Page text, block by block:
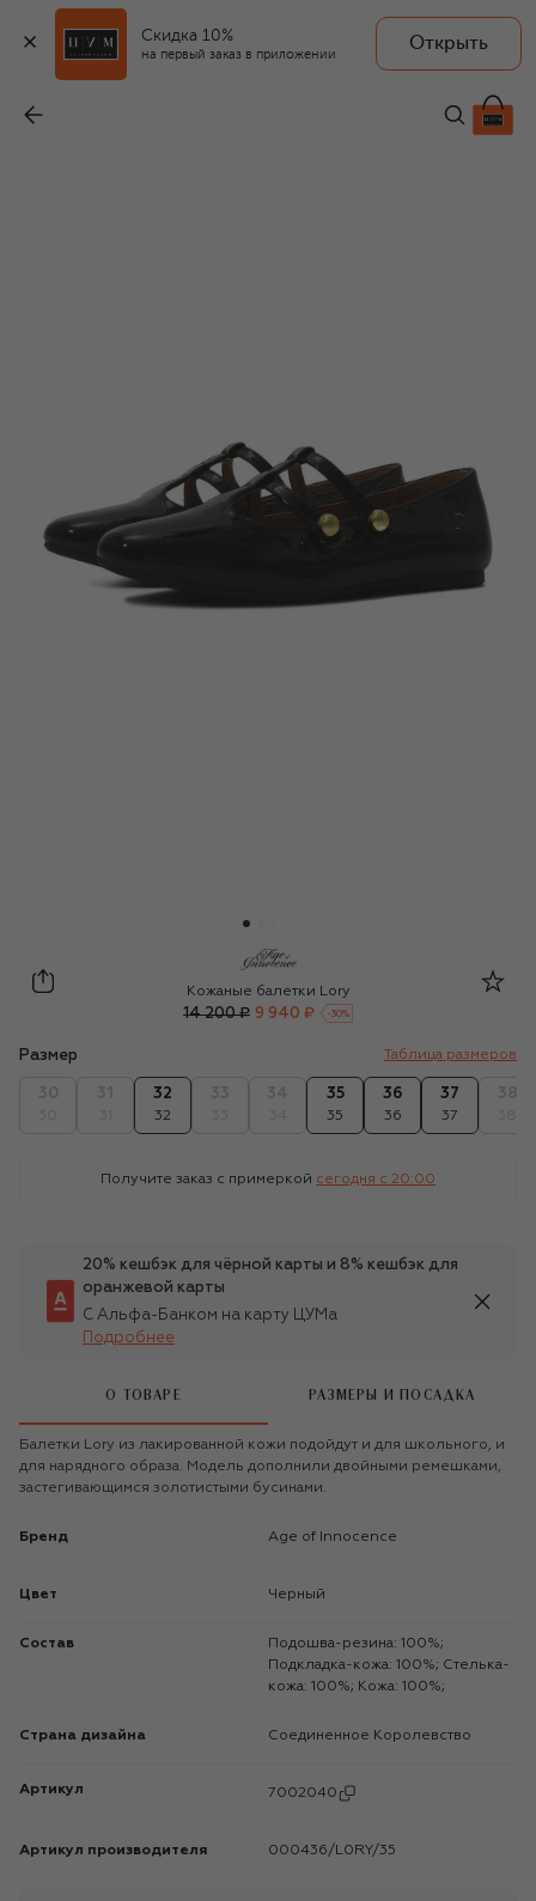
Скидка 10%
на первый заказ в приложении
Открыть
9 940 ₽
Age of Innocence
Кожаные балетки Lory
14 200 ₽ 9 940 ₽ -30%
Размер Таблица размеров
32
32
35
35
36
36
37
37
Получите заказ с примеркой сегодня c 20:00
20% кешбэк для чёрной карты и 8% кешбэк для
оранжевой карты
С Альфа-Банком на карту ЦУМа
Подробнее
О ТОВАРЕ РАЗМЕРЫ И ПОСАДКА
Балетки Lory из лакированной кожи подойдут и для школьного, и
для нарядного образа. Модель дополнили двойными ремешками,
застегивающимся золотистыми бусинами.
Бренд Age of Innocence
Цвет Черный
Состав
Подошва-резина: 100%;
Подкладка-кожа: 100%; Стелька-
кожа: 100%; Кожа: 100%;
Страна дизайна Соединенное Королевство
Артикул 7002040
Артикул производителя 000436/L0RY/35